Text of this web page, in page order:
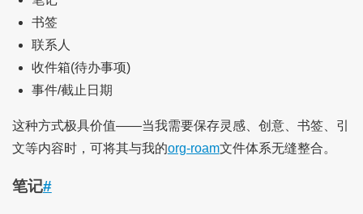
书签
联系人
收件箱(待办事项)
事件/截止日期
这种方式极具价值——当我需要保存灵感、创意、书签、引
文等内容时，可将其与我的org-roam文件体系无缝整合。
笔记#